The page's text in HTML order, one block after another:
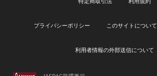
プライバシーポリシー このサイトについて
利用者情報の外部送信について